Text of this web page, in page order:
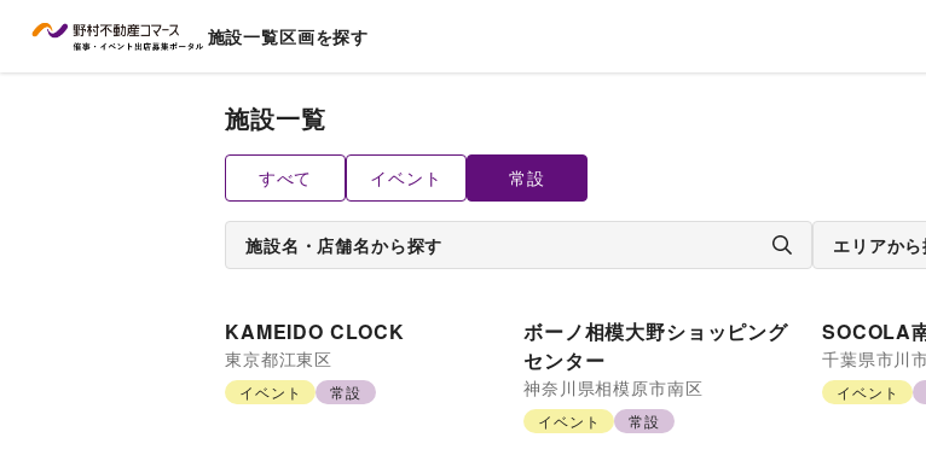
施設一覧区画を探す
施設一覧
すべて イベント 常設
施設名・店舗名から探す エリアか
KAMEIDO CLOCK
東京都江東区
イベント 常設
ボーノ相模大野ショッピング
センター
神奈川県相模原市南区
イベント 常設
SOCOLA
千葉県市川
イベント